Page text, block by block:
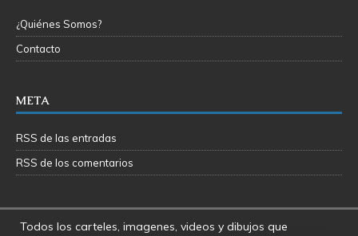
¿Quiénes Somos?
Contacto
META
RSS de las entradas
RSS de los comentarios
Todos los carteles, imagenes, videos y dibujos que